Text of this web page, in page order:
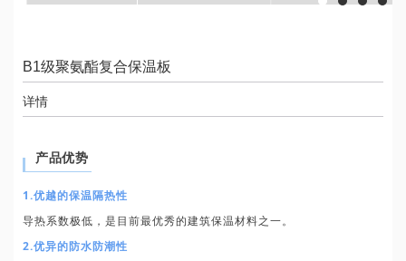
B1级聚氨酯复合保温板
详情
产品优势
1.优越的保温隔热性
导热系数极低，是目前最优秀的建筑保温材料之一。
2.优异的防水防潮性